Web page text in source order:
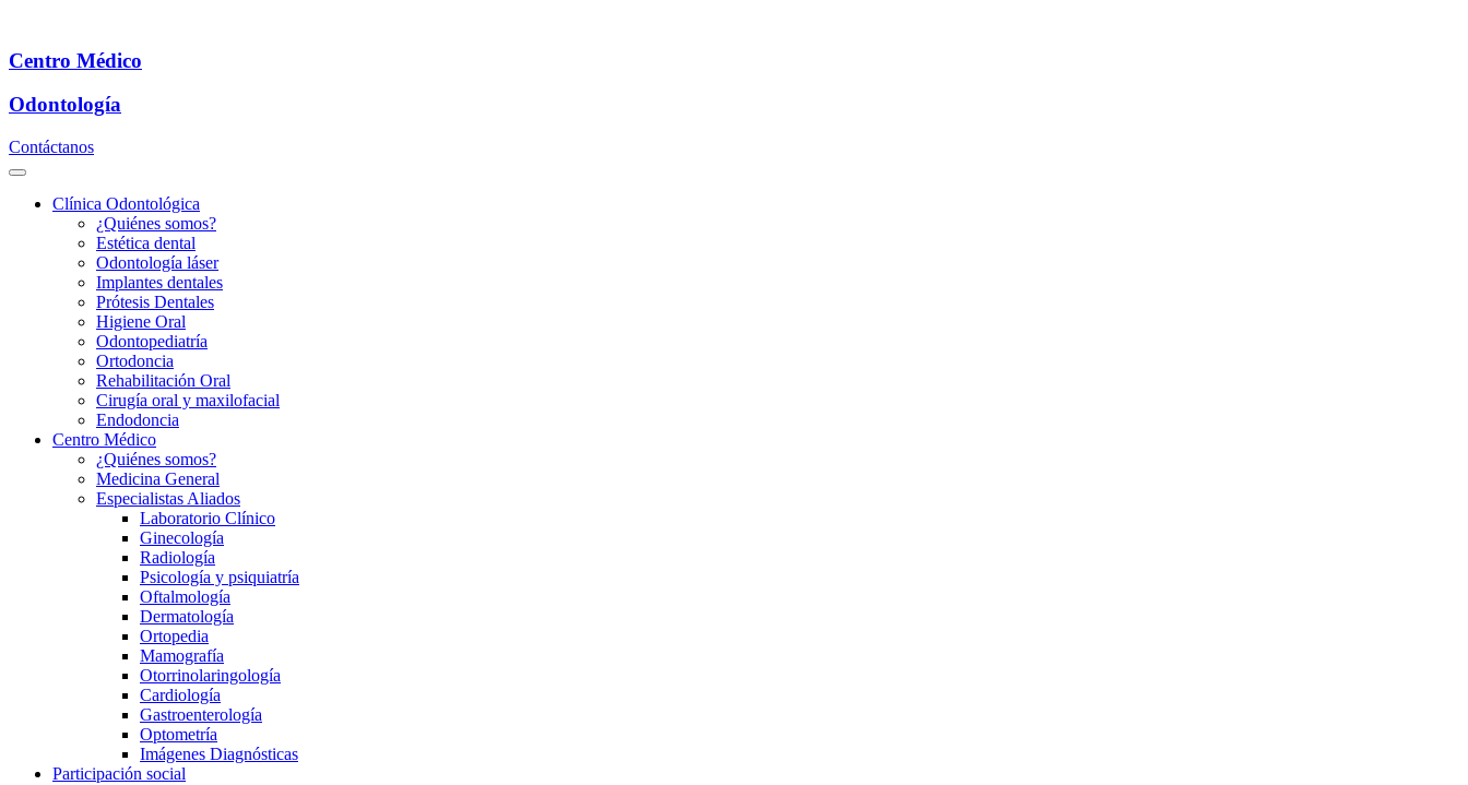
Centro Médico
Odontología
Contáctanos
Clínica Odontológica
¿Quiénes somos?
Estética dental
Odontología láser
Implantes dentales
Prótesis Dentales
Higiene Oral
Odontopediatría
Ortodoncia
Rehabilitación Oral
Cirugía oral y maxilofacial
Endodoncia
Centro Médico
¿Quiénes somos?
Medicina General
Especialistas Aliados
Laboratorio Clínico
Ginecología
Radiología
Psicología y psiquiatría
Oftalmología
Dermatología
Ortopedia
Mamografía
Otorrinolaringología
Cardiología
Gastroenterología
Optometría
Imágenes Diagnósticas
Participación social